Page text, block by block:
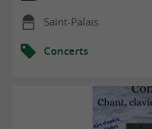
Saint-Palais
Concerts